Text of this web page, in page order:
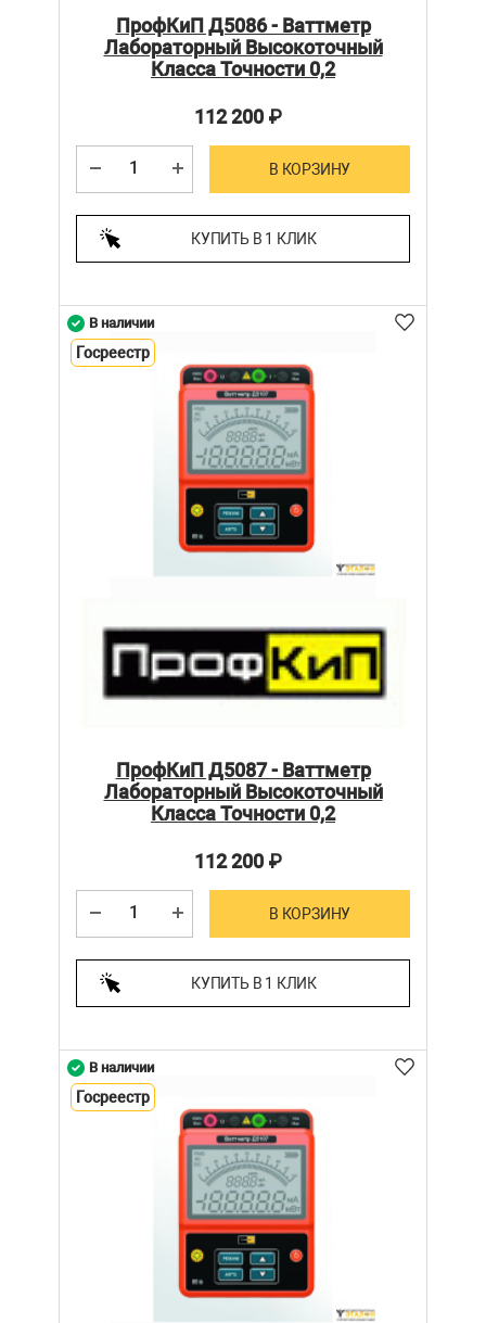
ПрофКиП Д5086 - Ваттметр
Лабораторный Высокоточный
Класса Точности 0,2
112 200₽
В КОРЗИНУ
КУПИТЬ В 1 КЛИК
ПрофКиП Д5087 - Ваттметр
Лабораторный Высокоточный
Класса Точности 0,2
112 200₽
В КОРЗИНУ
КУПИТЬ В 1 КЛИК
В наличии
Госреестр
В наличии
Госреестр